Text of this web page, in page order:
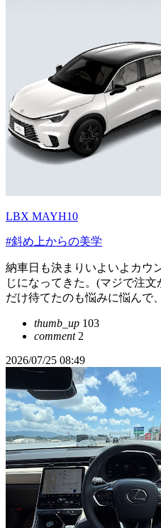
LBX MAYH10
#斜め上からの美学
納車日も決まりいよいよカウ
じになってきた。(マジで注
だけ待てたのも悩みに悩んで
thumb_up 103
comment2
2026/07/25 08:49